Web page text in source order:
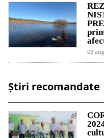
03
Știri recomandate